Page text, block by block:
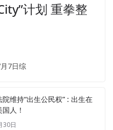
计划 重拳整
7日综
维持“出生公民权” : 出生在
人！
30日